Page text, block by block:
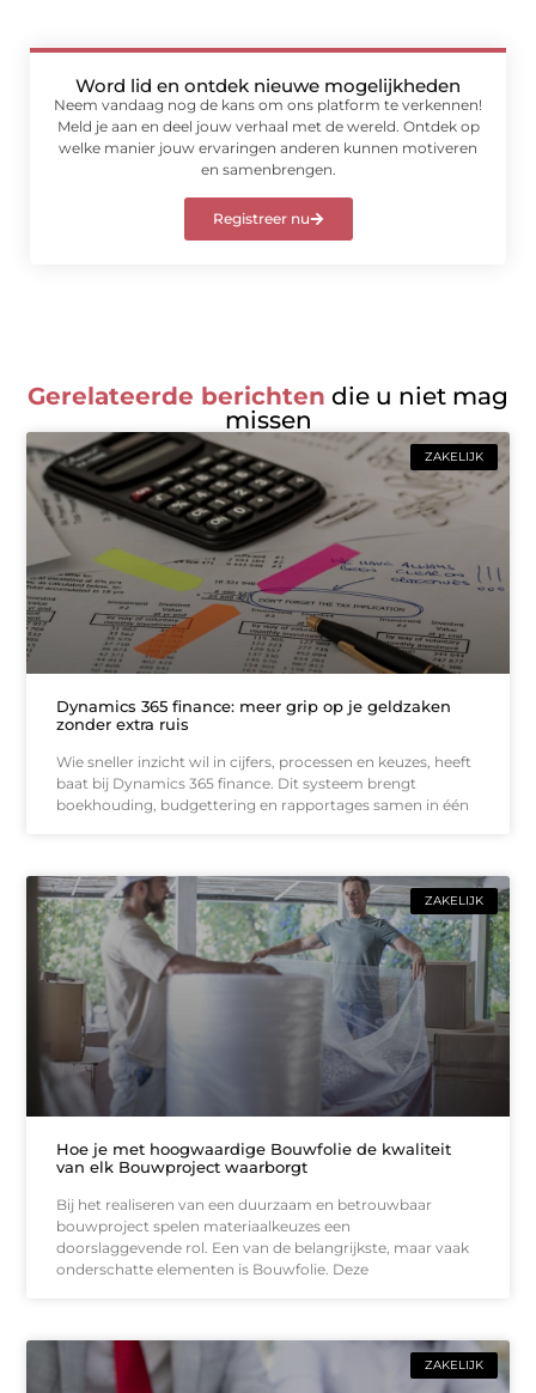
Word lid en ontdek nieuwe mogelijkheden
Neem vandaag nog de kans om ons platform te verkennen!
Meld je aan en deel jouw verhaal met de wereld. Ontdek op
welke manier jouw ervaringen anderen kunnen motiveren
en samenbrengen.
Registreer nu
Gerelateerde berichten die u niet mag
missen
ZAKELIJK
Dynamics 365 finance: meer grip op je geldzaken
zonder extra ruis
Wie sneller inzicht wil in cijfers, processen en keuzes, heeft
baat bij Dynamics 365 finance. Dit systeem brengt
boekhouding, budgettering en rapportages samen in één
ZAKELIJK
Hoe je met hoogwaardige Bouwfolie de kwaliteit
van elk Bouwproject waarborgt
Bij het realiseren van een duurzaam en betrouwbaar
bouwproject spelen materiaalkeuzes een
doorslaggevende rol. Een van de belangrijkste, maar vaak
onderschatte elementen is Bouwfolie. Deze
ZAKELIJK